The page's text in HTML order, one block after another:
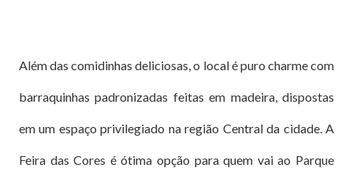
Além das comidinhas deliciosas, o local é puro charme com
barraquinhas padronizadas feitas em madeira, dispostas
em um espaço privilegiado na região Central da cidade. A
Feira das Cores é ótima opção para quem vai ao Parque